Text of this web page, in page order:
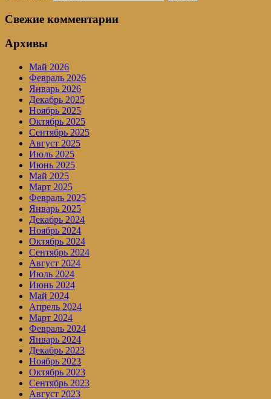
Свежие комментарии
Архивы
Май 2026
Февраль 2026
Январь 2026
Декабрь 2025
Ноябрь 2025
Октябрь 2025
Сентябрь 2025
Август 2025
Июль 2025
Июнь 2025
Май 2025
Март 2025
Февраль 2025
Январь 2025
Декабрь 2024
Ноябрь 2024
Октябрь 2024
Сентябрь 2024
Август 2024
Июль 2024
Июнь 2024
Май 2024
Апрель 2024
Март 2024
Февраль 2024
Январь 2024
Декабрь 2023
Ноябрь 2023
Октябрь 2023
Сентябрь 2023
Август 2023